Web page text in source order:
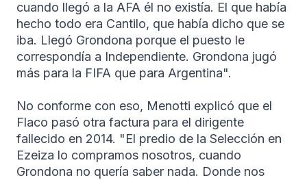
cuando llegó a la AFA él no existía. El que había
hecho todo era Cantilo, que había dicho que se
iba. Llegó Grondona porque el puesto le
correspondía a Independiente. Grondona jugó
más para la FIFA que para Argentina".
No conforme con eso, Menotti explicó que el
Flaco pasó otra factura para el dirigente
fallecido en 2014. "El predio de la Selección en
Ezeiza lo compramos nosotros, cuando
Grondona no quería saber nada. Donde nos